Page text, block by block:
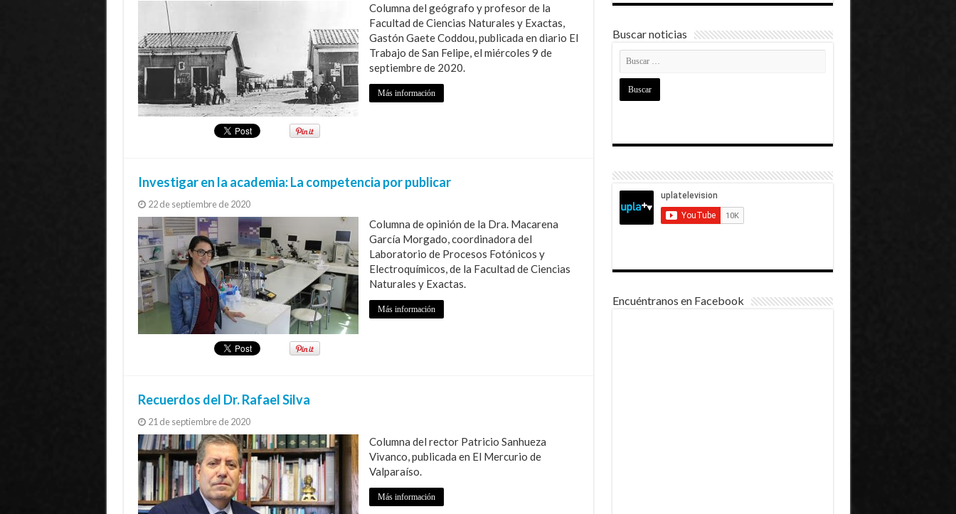
Columna del geógrafo y profesor de la
Facultad de Ciencias Naturales y Exactas,
Gastón Gaete Coddou, publicada en diario El
Trabajo de San Felipe, el miércoles 9 de
septiembre de 2020.
Más información
Investigar en la academia: La competencia por publicar
22 de septiembre de 2020
Columna de opinión de la Dra. Macarena
García Morgado, coordinadora del
Laboratorio de Procesos Fotónicos y
Electroquímicos, de la Facultad de Ciencias
Naturales y Exactas.
Más información
Recuerdos del Dr. Rafael Silva
21 de septiembre de 2020
Columna del rector Patricio Sanhueza
Vivanco, publicada en El Mercurio de
Valparaíso.
Más información
Buscar noticias
Encuéntranos en Facebook